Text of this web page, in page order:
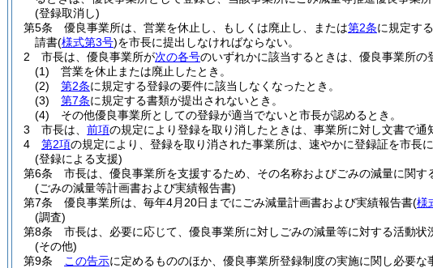
(登録取消し)
第5条
優良事業所は、営業を休止し、もしくは廃止し、または第2条に規定す
請書(様式第3号)を市長に提出しなければならない。
2
市長は、優良事業所が次の各号のいずれかに該当するときは、優良事業所の
(1)
営業を休止または廃止したとき。
(2)
第2条に規定する登録の要件に該当しなくなったとき。
(3)
第7条に規定する書類が提出されないとき。
(4)
その他優良事業所としての登録が適当でないと市長が認めるとき。
3
市長は、 前項の規定により登録を取り消したときは、事業所に対し文書で通
4
第2項の規定により、登録を取り消された事業所は、速やかに登録証を市長
(登録による支援)
第6条
市長は、優良事業所を支援するため、その名称およびごみの減量に関
(ごみの減量等計画書および実績報告書)
第7条
優良事業所は、毎年4月20日までにごみ減量計画書および実績報告書(様
(調査)
第8条
市長は、必要に応じて、優良事業所に対しごみの減量等に対する活動状
(その他)
第9条
この告示に定めるもののほか、優良事業所登録制度の実施に関し必要な